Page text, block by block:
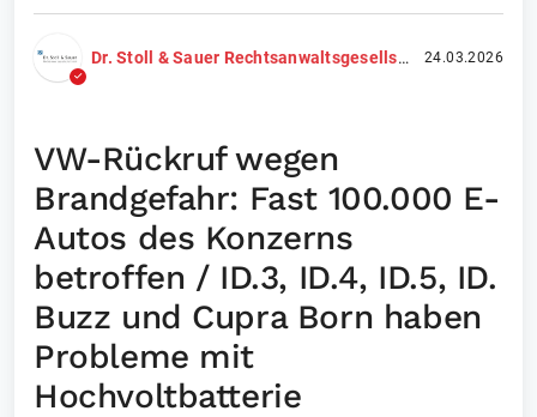
Dr. Stoll & Sauer Rechtsanwaltsgesellschaft mbH 24.03.2026
VW-Rückruf wegen
Brandgefahr: Fast 100.000 E-
Autos des Konzerns
betroffen / ID.3, ID.4, ID.5, ID.
Buzz und Cupra Born haben
Probleme mit
Hochvoltbatterie